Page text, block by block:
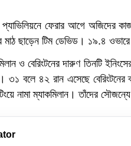
ফেরার আগে অজিদের
ছাড়েন টিম ডেভিড। ১৯.৪
ও বেরিংটনের দারুণ তিনটি
বলে ৪২ রান এসেছে
নামা ম্যাকমিলান। তাঁদের